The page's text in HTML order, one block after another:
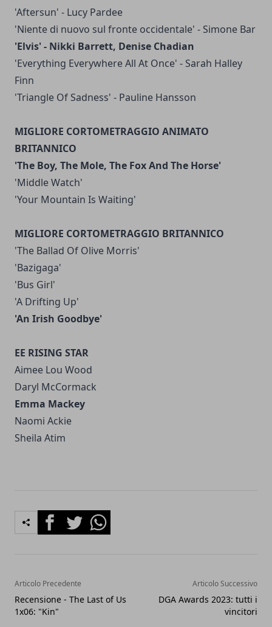
'Aftersun' - Lucy Pardee
'Niente di nuovo sul fronte occidentale' - Simone Bar
'Elvis' - Nikki Barrett, Denise Chadian
'Everything Everywhere All At Once' - Sarah Halley
Finn
'Triangle Of Sadness' - Pauline Hansson
MIGLIORE CORTOMETRAGGIO ANIMATO
BRITANNICO
'The Boy, The Mole, The Fox And The Horse'
'Middle Watch'
'Your Mountain Is Waiting'
MIGLIORE CORTOMETRAGGIO BRITANNICO
'The Ballad Of Olive Morris'
'Bazigaga'
'Bus Girl'
'A Drifting Up'
'An Irish Goodbye'
EE RISING STAR
Aimee Lou Wood
Daryl McCormack
Emma Mackey
Naomi Ackie
Sheila Atim
FacebookTwitterWhatsapp
Articolo Precedente
Recensione - The Last of Us
1x06: "Kin"
Articolo Successivo
DGA Awards 2023: tutti i
vincitori